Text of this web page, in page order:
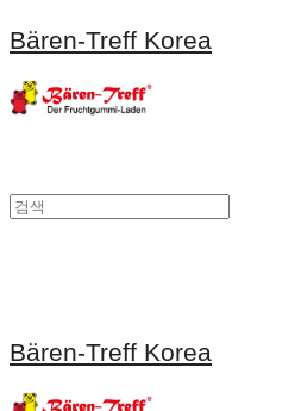
Bären-Treff Korea
Bären-Treff Korea